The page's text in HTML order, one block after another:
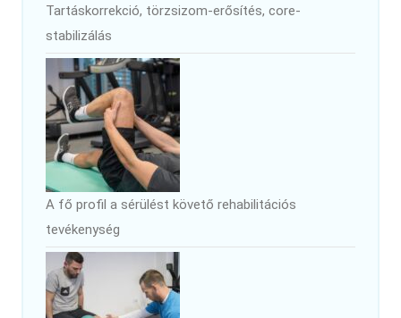
Tartáskorrekció, törzsizom-erősítés, core-
stabilizálás
A fő profil a sérülést követő rehabilitációs
tevékenység